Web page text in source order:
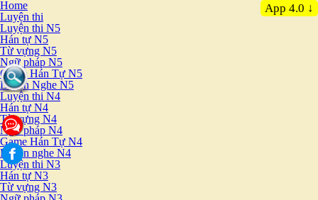
Home
Luyện thi
Luyện thi N5
Hán tự N5
Từ vựng N5
Ngữ pháp N5
Game Hán Tự N5
Luyện Nghe N5
Luyện thi N4
Hán tự N4
Từ vựng N4
Ngữ pháp N4
Game Hán Tự N4
Luyện nghe N4
Luyện thi N3
Hán tự N3
Từ vựng N3
App 4.0 ↓